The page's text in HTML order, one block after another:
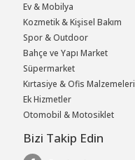
Ev & Mobilya
Kozmetik & Kişisel Bakım
Spor & Outdoor
Bahçe ve Yapı Market
Süpermarket
Kırtasiye & Ofis Malzemeleri
Ek Hizmetler
Otomobil & Motosiklet
Bizi Takip Edin